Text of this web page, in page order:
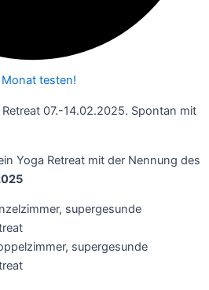
testen!
07.-14.02.2025. Spontan mit
Yoga Retreat mit der Nennung des
supergesunde
supergesunde